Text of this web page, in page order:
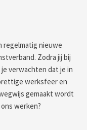
regelmatig nieuwe
Zodra jij bij
verwachten dat je in
werksfeer en
gemaakt wordt
werken?